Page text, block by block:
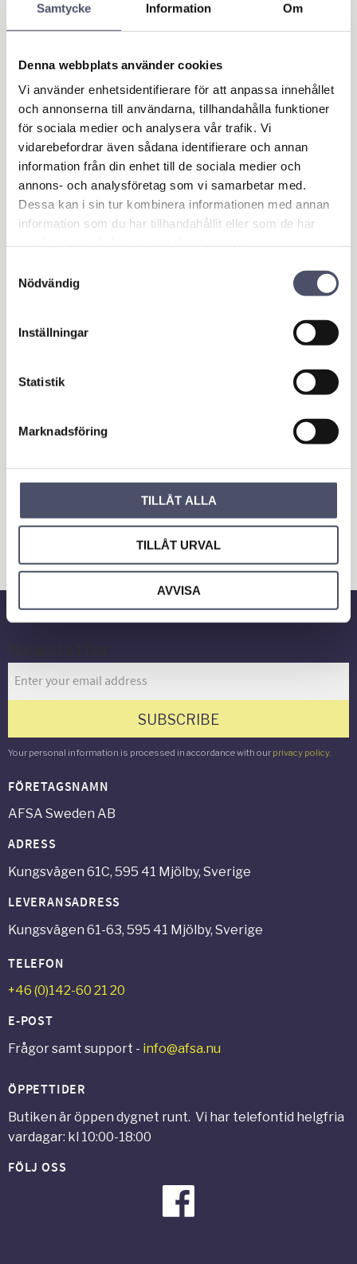
Samtycke Information Om
Denna webbplats använder cookies
Vi använder enhetsidentifierare för att anpassa innehållet
och annonserna till användarna, tillhandahålla funktioner
för sociala medier och analysera vår trafik. Vi
vidarebefordrar även sådana identifierare och annan
information från din enhet till de sociala medier och
annons- och analysföretag som vi samarbetar med.
Dessa kan i sin tur kombinera informationen med annan
information som du har tillhandahållit eller som de har
Nödvändig
Inställningar
Statistik
Marknadsföring
TILLÅT ALLA
TILLÅT URVAL
AVVISA
BUY
Stock status
Write a review!
Reviews
You
Maskin & Fordonstillbehör
Garage- & Fordonsutrustning
Hus & Hem
Verkstad & Industri
Gård & Grönyta
SUBSCRIBE
Your personal information is processed in accordance with our privacy policy.
FÖRETAGSNAMN
AFSA Sweden AB
ADRESS
Kungsvägen 61C, 595 41 Mjölby, Sverige
LEVERANSADRESS
Kungsvägen 61-63, 595 41 Mjölby, Sverige
TELEFON
+46 (0)142-60 21 20
E-POST
Frågor samt support - info@afsa.nu
ÖPPETTIDER
Butiken är öppen dygnet runt. Vi har telefontid helgfria
vardagar: kl 10:00-18:00
FÖLJ OSS